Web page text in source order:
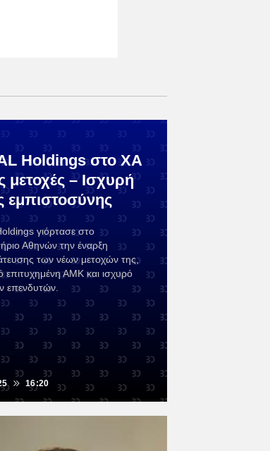
Holdings στο ΧΑ
μετοχές – Ισχυρή
εμπιστοσύνης
γιόρτασε στο
Αθηνών την έναρξη
των νέων μετοχών της,
επιτυχημένη ΑΜΚ και ισχυρό
επενδυτών.
16:20